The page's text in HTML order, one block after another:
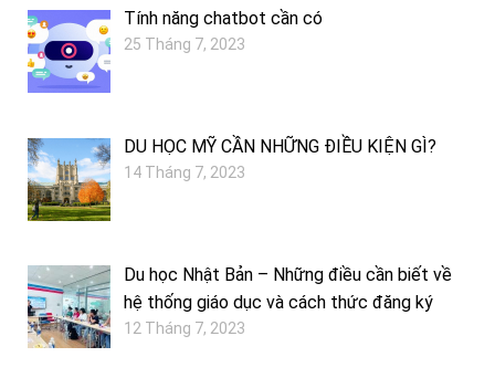
Tính năng chatbot cần có
25 Tháng 7, 2023
DU HỌC MỸ CẦN NHỮNG ĐIỀU KIỆN GÌ?
14 Tháng 7, 2023
Du học Nhật Bản – Những điều cần biết về
hệ thống giáo dục và cách thức đăng ký
12 Tháng 7, 2023